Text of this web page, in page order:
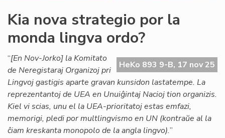
Kia nova strategio por la
monda lingva ordo?
HeKo 893 9-B, 17 nov 25
“[En Nov-Jorko] la Komitato
de Neregistaraj Organizoj pri
Lingvoj gastigis aparte gravan kunsidon lastatempe. La
reprezentantoj de UEA en Unuiĝintaj Nacioj tion organizis.
Kiel vi scias, unu el la UEA-prioritatoj estas emfazi,
memorigi, pledi por multlingvismo en UN (kontraŭe al la
ĉiam kreskanta monopolo de la angla lingvo).”